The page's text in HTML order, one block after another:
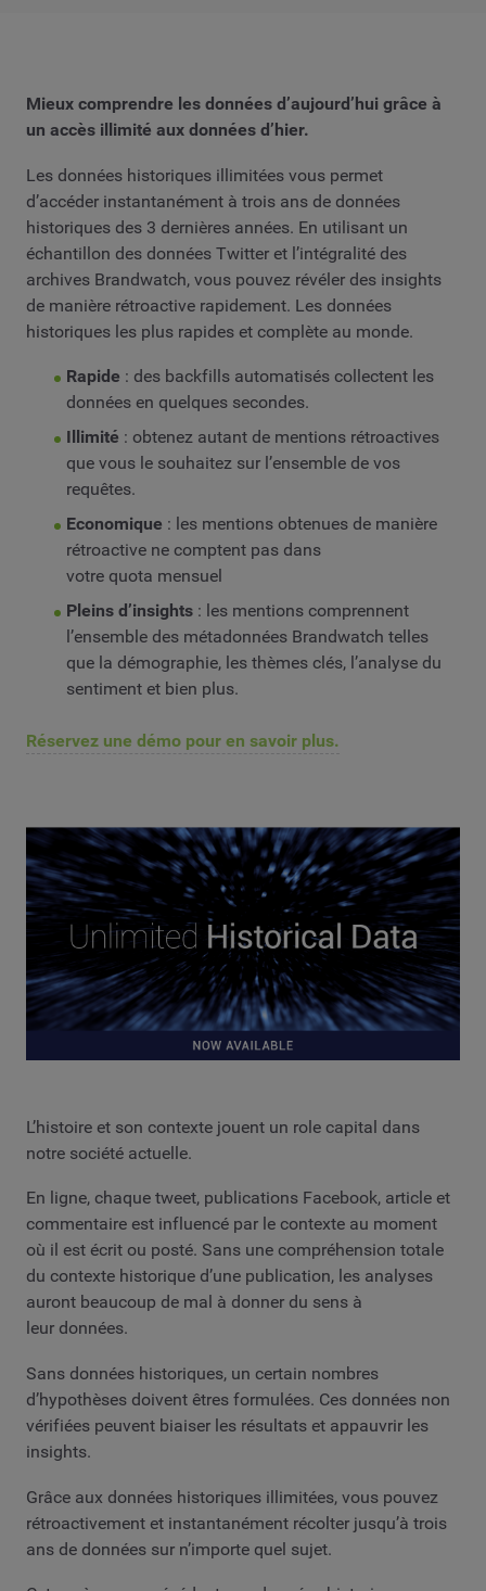
Mieux comprendre les données d’aujourd’hui grâce à
un accès illimité aux données d’hier.
Les données historiques illimitées vous permet
d’accéder instantanément à trois ans de données
historiques des 3 dernières années. En utilisant un
échantillon des données Twitter et l’intégralité des
archives Brandwatch, vous pouvez révéler des insights
de manière rétroactive rapidement. Les données
historiques les plus rapides et complète au monde.
Rapide : des backfills automatisés collectent les
données en quelques secondes.
Illimité : obtenez autant de mentions rétroactives
que vous le souhaitez sur l’ensemble de vos
requêtes.
Economique : les mentions obtenues de manière
rétroactive ne comptent pas dans
votre quota mensuel
Pleins d’insights : les mentions comprennent
l’ensemble des métadonnées Brandwatch telles
que la démographie, les thèmes clés, l’analyse du
sentiment et bien plus.
Réservez une démo pour en savoir plus.
L’histoire et son contexte jouent un role capital dans
notre société actuelle.
En ligne, chaque tweet, publications Facebook, article et
commentaire est influencé par le contexte au moment
où il est écrit ou posté. Sans une compréhension totale
du contexte historique d’une publication, les analyses
auront beaucoup de mal à donner du sens à
leur données.
Sans données historiques, un certain nombres
d’hypothèses doivent êtres formulées. Ces données non
vérifiées peuvent biaiser les résultats et appauvrir les
insights.
Grâce aux données historiques illimitées, vous pouvez
rétroactivement et instantanément récolter jusqu’à trois
ans de données sur n’importe quel sujet.